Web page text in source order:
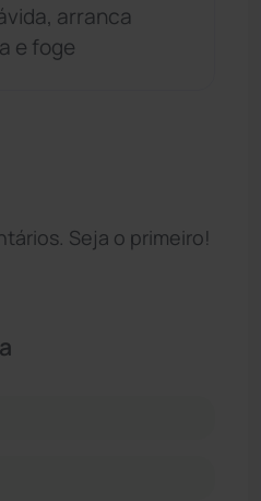
arranca
e foge
Seja o primeiro!